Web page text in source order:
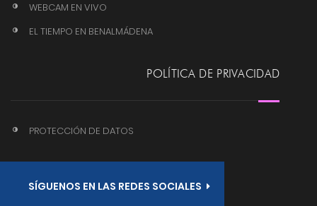
WEBCAM EN VIVO
EL TIEMPO EN BENALMÁDENA
POLÍTICA DE PRIVACIDAD
PROTECCIÓN DE DATOS
SÍGUENOS EN LAS REDES SOCIALES